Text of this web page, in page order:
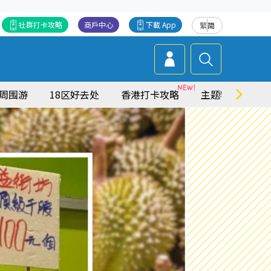
繁简
下載 App
商戶中心
社群打卡攻略
围游 18区好去处 香港打卡攻略 主题特集